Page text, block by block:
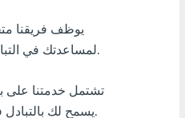
أٍ بل? فٍن كنفدن?
أٍ بل? سنك
يوظف فريقنا
لمساعدتك في التبادل في أي وقت من اليوم.
تشتمل خدمتنا على
يسمح لك بالتبادل فحسب ، بل أيضًا بالكسب.